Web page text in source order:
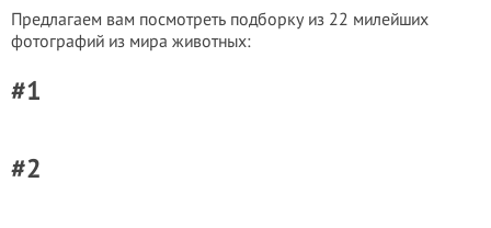
Предлагаем вам посмотреть подборку из 22 милейших
фотографий из мира животных:
#1
#2